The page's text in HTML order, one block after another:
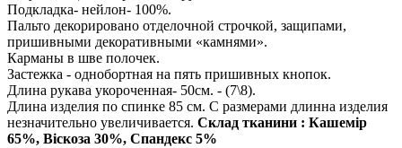
Подкладка- нейлон- 100%.
Пальто декорировано отделочной строчкой, защипами,
пришивными декоративными «камнями».
Карманы в шве полочек.
Застежка - однобортная на пять пришивных кнопок.
Длина рукава укороченная- 50см. - (7\8).
Длина изделия по спинке 85 см. С размерами длинна изделия
незначительно увеличивается. Склад тканини : Кашемір
65%, Віскоза 30%, Спандекс 5%